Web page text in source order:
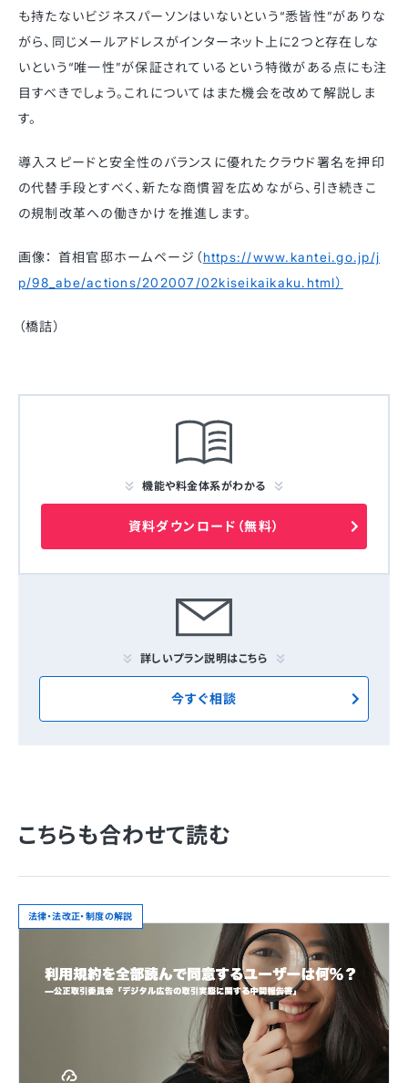
も持たないビジネスパーソンはいないという“悉皆性”がありな
がら、同じメールアドレスがインターネット上に2つと存在しな
いという“唯一性”が保証されているという特徴がある点にも注
目すべきでしょう。これについてはまた機会を改めて解説しま
す。
導入スピードと安全性のバランスに優れたクラウド署名を押印
の代替手段とすべく、新たな商慣習を広めながら、引き続きこ
の規制改革への働きかけを推進します。
画像： 首相官邸ホームページ（https://www.kantei.go.jp/j
p/98_abe/actions/202007/02kiseikaikaku.html）
（橋詰）
機能や料金体系がわかる
資料ダウンロード（無料）
詳しいプラン説明はこちら
今すぐ相談
こちらも合わせて読む
法律・法改正・制度の解説